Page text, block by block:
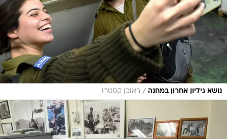
נושא גיליון אחרון במחנה / ראובן קסטרו